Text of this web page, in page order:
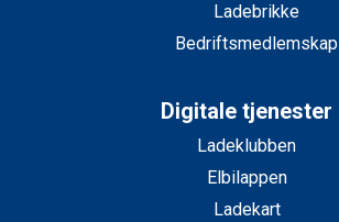
Ladebrikke
Bedriftsmedlemskap
Digitale tjenester
Ladeklubben
Elbilappen
Ladekart